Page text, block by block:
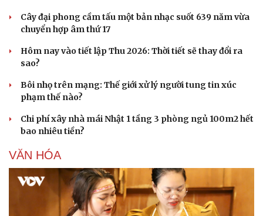
Cây đại phong cầm tấu một bản nhạc suốt 639 năm vừa
chuyển hợp âm thứ 17
Hôm nay vào tiết lập Thu 2026: Thời tiết sẽ thay đổi ra
sao?
Bôi nhọ trên mạng: Thế giới xử lý người tung tin xúc
phạm thế nào?
Chi phí xây nhà mái Nhật 1 tầng 3 phòng ngủ 100m2 hết
bao nhiêu tiền?
VĂN HÓA